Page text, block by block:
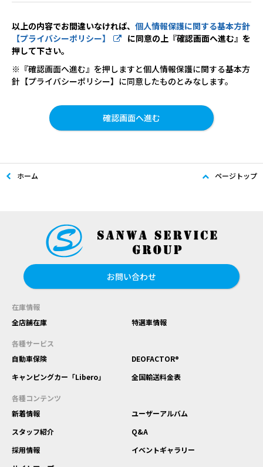
以上の内容でお間違いなければ、 個人情報保護に関する基本方針
【プライバシーポリシー】
に同意の上『確認画面へ進む』を
押して下さい。
※『確認画面へ進む』を押しますと個人情報保護に関する基本方
針【プライバシーポリシー】に同意したものとみなします。
ホーム ページトップ
お問い合わせ
在庫情報
全店舗在庫
特選車情報
各種サービス
自動車保険
DEOFACTOR®
キャンピングカー「Libero」
全国輸送料金表
各種コンテンツ
新着情報
ユーザーアルバム
スタッフ紹介
Q&A
採用情報
イベントギャラリー